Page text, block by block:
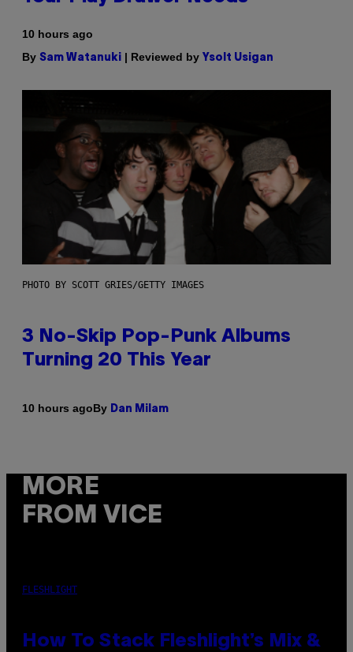
10 hours ago
By Sam Watanuki | Reviewed by Ysolt Usigan
PHOTO BY SCOTT GRIES/GETTY IMAGES
3 No-Skip Pop-Punk Albums
Turning 20 This Year
10 hours agoBy Dan Milam
MORE
FROM VICE
FLESHLIGHT
How To Stack Fleshlight’s Mix &